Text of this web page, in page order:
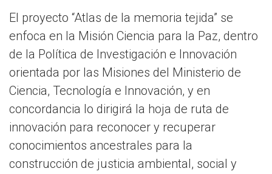
El proyecto “Atlas de la memoria tejida” se
enfoca en la Misión Ciencia para la Paz, dentro
de la Política de Investigación e Innovación
orientada por las Misiones del Ministerio de
Ciencia, Tecnología e Innovación, y en
concordancia lo dirigirá la hoja de ruta de
innovación para reconocer y recuperar
conocimientos ancestrales para la
construcción de justicia ambiental, social y